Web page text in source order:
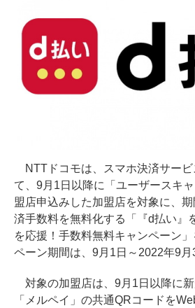
NTTドコモは、スマホ決済サービ
て、9月1日以降に「ユーザースキ
盟店申込みした加盟店を対象に、
済手数料を無料化する「『d払い』
を応援！手数料無料キャンペーン
ペーン期間は、9月1日～2022年9月
対象の加盟店は、9月1日以降に新
「メルペイ」の共通QRコードを